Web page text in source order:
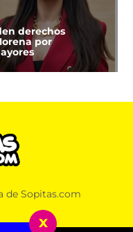
derechos
por
a una
de Sopitas.com
x